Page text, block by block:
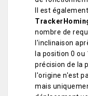
Il est
nombre de
l'inclinaison
la position 0
précision de la
l'origine n'est
mais